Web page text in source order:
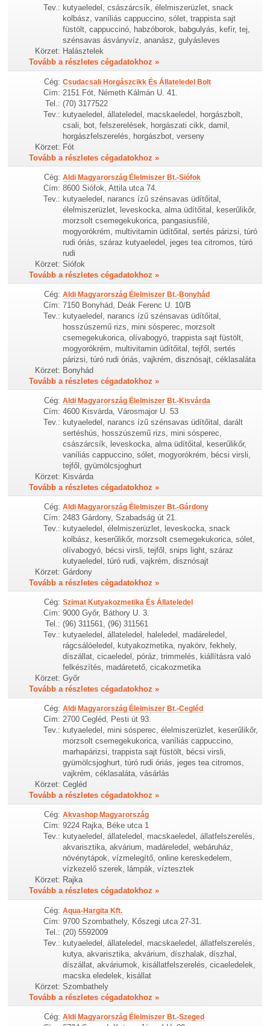
Tev.: kutyaeledel, császárcsík, élelmiszerüzlet, snack
kolbász, vaníliás cappuccino, sólet, trappista sajt
füstölt, cappuccinó, habzóborok, babgulyás, kefír, tej,
szénsavas ásványvíz, ananász, gulyásleves
Körzet: Halásztelek
Tovább a részletes cégadatokhoz »
Cég: Csudacsali Horgászcikk És Állateledel Bolt
Cím: 2151 Fót, Németh Kálmán U. 41.
Tel.: (70) 3177522
Tev.: kutyaeledel, állateledel, macskaeledel, horgászbolt,
csali, bot, felszerelések, horgászati cikk, damil,
horgászfelszerelés, horgászbot, verseny
Körzet: Fót
Tovább a részletes cégadatokhoz »
Cég: Aldi Magyarország Élelmiszer Bt.-Siófok
Cím: 8600 Siófok, Attila utca 74.
Tev.: kutyaeledel, narancs ízű szénsavas üdítőital,
élelmiszerüzlet, leveskocka, alma üdítőital, keserűlikőr,
morzsolt csemegekukorica, pangasiusfilé,
mogyorókrém, multivitamin üdítőital, sertés párizsi, túró
rudi óriás, száraz kutyaeledel, jeges tea citromos, túró
rudi
Körzet: Siófok
Tovább a részletes cégadatokhoz »
Cég: Aldi Magyarország Élelmiszer Bt.-Bonyhád
Cím: 7150 Bonyhád, Deák Ferenc U. 10/B
Tev.: kutyaeledel, narancs ízű szénsavas üdítőital,
hosszúszemű rizs, mini sósperec, morzsolt
csemegekukorica, olívabogyó, trappista sajt füstölt,
mogyorókrém, multivitamin üdítőital, tejfől, sertés
párizsi, túró rudi óriás, vajkrém, disznósajt, céklasaláta
Körzet: Bonyhád
Tovább a részletes cégadatokhoz »
Cég: Aldi Magyarország Élelmiszer Bt.-Kisvárda
Cím: 4600 Kisvárda, Városmajor U. 53
Tev.: kutyaeledel, narancs ízű szénsavas üdítőital, darált
sertéshús, hosszúszemű rizs, mini sósperec,
császárcsík, leveskocka, alma üdítőital, keserűlikőr,
vaníliás cappuccino, sólet, mogyorókrém, bécsi virsli,
tejfől, gyümölcsjoghurt
Körzet: Kisvárda
Tovább a részletes cégadatokhoz »
Cég: Aldi Magyarország Élelmiszer Bt.-Gárdony
Cím: 2483 Gárdony, Szabadság út 21.
Tev.: kutyaeledel, élelmiszerüzlet, leveskocka, snack
kolbász, keserűlikőr, morzsolt csemegekukorica, sólet,
olívabogyó, bécsi virsli, tejfől, snips light, száraz
kutyaeledel, túró rudi, vajkrém, disznósajt
Körzet: Gárdony
Tovább a részletes cégadatokhoz »
Cég: Szimat Kutyakozmetika És Állateledel
Cím: 9000 Győr, Báthory U. 3.
Tel.: (96) 311561, (96) 311561
Tev.: kutyaeledel, állateledel, haleledel, madáreledel,
rágcsálóeledel, kutyakozmetika, nyakörv, fekhely,
díszállat, cicaeledel, póráz, trimmelés, kiállításra való
felkészítés, madáretető, cicakozmetika
Körzet: Győr
Tovább a részletes cégadatokhoz »
Cég: Aldi Magyarország Élelmiszer Bt.-Cegléd
Cím: 2700 Cegléd, Pesti út 93.
Tev.: kutyaeledel, mini sósperec, élelmiszerüzlet, keserűlikőr,
morzsolt csemegekukorica, vaníliás cappuccino,
marhapárizsi, trappista sajt füstölt, bécsi virsli,
gyümölcsjoghurt, túró rudi óriás, jeges tea citromos,
vajkrém, céklasaláta, vásárlás
Körzet: Cegléd
Tovább a részletes cégadatokhoz »
Cég: Akvashop Magyarország
Cím: 9224 Rajka, Béke utca 1
Tev.: kutyaeledel, állateledel, macskaeledel, állatfelszerelés,
akvarisztika, akvárium, madáreledel, webáruház,
növénytápok, vízmelegítő, online kereskedelem,
vízkezelő szerek, lámpák, víztesztek
Körzet: Rajka
Tovább a részletes cégadatokhoz »
Cég: Aqua-Hargita Kft.
Cím: 9700 Szombathely, Kőszegi utca 27-31.
Tel.: (20) 5592009
Tev.: kutyaeledel, állateledel, macskaeledel, állatfelszerelés,
kutya, akvarisztika, akvárium, díszhalak, díszhal,
díszállat, akváriumok, kisállatfelszerelés, cicaeledelek,
macska eledelek, kisállat
Körzet: Szombathely
Tovább a részletes cégadatokhoz »
Cég: Aldi Magyarország Élelmiszer Bt.-Szeged